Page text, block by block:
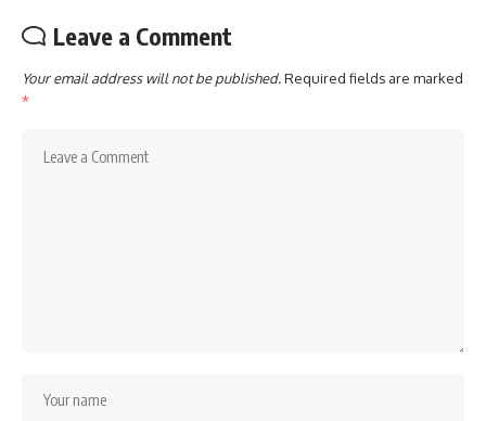
Leave a Comment
Your email address will not be published.Required fields are marked
*